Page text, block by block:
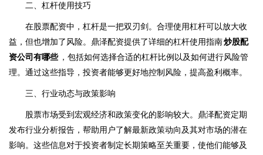
二、杠杆使用技巧
在股票配资中，杠杆是一把双刃剑。合理使用杠杆可以放大收
益，但也增加了风险。鼎泽配资提供了详细的杠杆使用指南炒股配
资公司有哪些 ，包括如何选择合适的杠杆比例以及如何进行风险管
理。通过这些指导，投资者能够更好地控制风险，提高盈利概率。
三、行业动态与政策影响
股票市场受到宏观经济和政策变化的影响较大。鼎泽配资定期
发布行业分析报告，帮助用户了解最新政策动向及其对市场的潜在
影响。这些信息对于投资者制定长期策略至关重要，使他们能够及